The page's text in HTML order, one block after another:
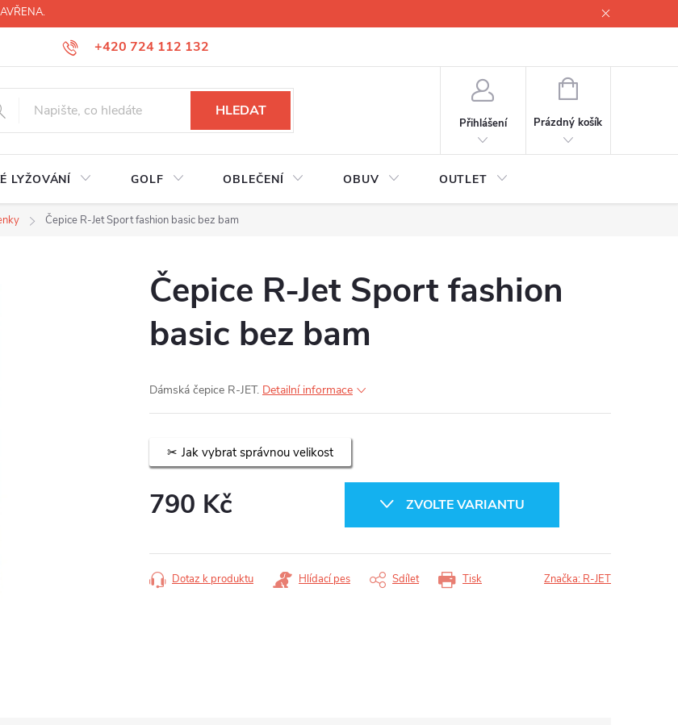
+420 724 112 132
běžek Úprava lyžáků na míru
HLEDAT
Přihlášení
NÁKUPNÍ
Prázdný košík
LYŽOVÁNÍ GOLF OBLEČENÍ OBUV OUTLET
Čepice R-Jet Sport fashion basic bez bam
Čepice R-Jet Sport fashion
basic bez bam
Dámská čepice R-JET. Detailní informace
Jak vybrat správnou velikost
790 Kč ZVOLTE VARIANTU
Tisk
Dotaz k produktu Hlídací pes Sdílet Značka: R-JET